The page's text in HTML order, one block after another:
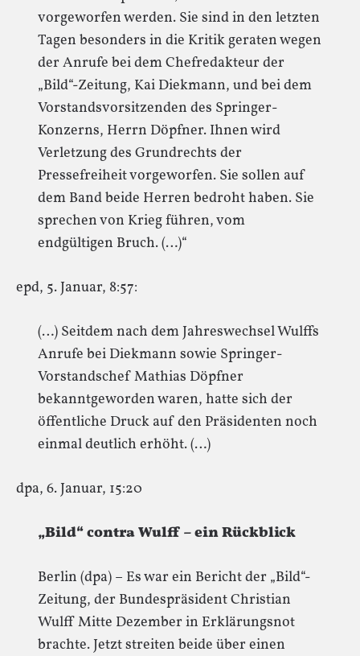
vorgeworfen werden. Sie sind in den letzten
Tagen besonders in die Kritik geraten wegen
der Anrufe bei dem Chefredakteur der
„Bild“-Zeitung, Kai Diekmann, und bei dem
Vorstandsvorsitzenden des Springer-
Konzerns, Herrn Döpfner. Ihnen wird
Verletzung des Grundrechts der
Pressefreiheit vorgeworfen. Sie sollen auf
dem Band beide Herren bedroht haben. Sie
sprechen von Krieg führen, vom
endgültigen Bruch. (…)“
epd, 5. Januar, 8:57:
(…) Seitdem nach dem Jahreswechsel Wulffs
Anrufe bei Diekmann sowie Springer-
Vorstandschef Mathias Döpfner
bekanntgeworden waren, hatte sich der
öffentliche Druck auf den Präsidenten noch
einmal deutlich erhöht. (…)
dpa, 6. Januar, 15:20
„Bild“ contra Wulff – ein Rückblick
Berlin (dpa) – Es war ein Bericht der „Bild“-
Zeitung, der Bundespräsident Christian
Wulff Mitte Dezember in Erklärungsnot
brachte. Jetzt streiten beide über einen